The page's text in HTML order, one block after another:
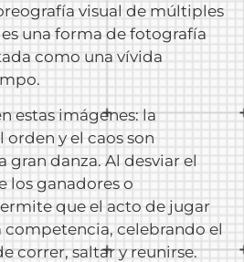
visual de múltiples
una forma de fotografía
como una vívida
estas imágenes: la
orden y el caos son
gran danza. Al desviar el
los ganadores o
que el acto de jugar
competencia, celebrando el
correr, saltar y reunirse.